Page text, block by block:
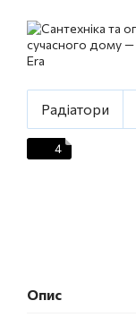
Радіатори
4
Опис